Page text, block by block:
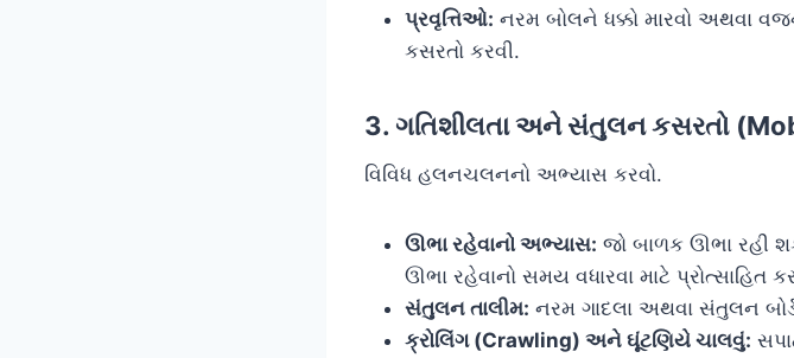
પ્રવૃત્તિઓ: નરમ બોલને ધક્કો મારવો અથવા
કસરતો કરવી.
3. ગતિશીલતા અને સંતુલન કસરતો
વિવિધ હલનચલનનો અભ્યાસ કરવો.
ઊભા રહેવાનો અભ્યાસ: જો બાળક ઊભા રહી
ઊભા રહેવાનો સમય વધારવા માટે પ્રોત્સાહિત
સંતુલન તાલીમ: નરમ ગાદલા અથવા સંતુલન
ક્રોલિંગ (Crawling) અને ઘૂંટણિયે ચાલવું: